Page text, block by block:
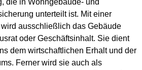
die in Wohngebäude- und
unterteilt ist. Mit einer
ausschließlich das Gebäude
oder Geschäftsinhalt. Sie dient
dem wirtschaftlichen Erhalt und der
Ferner wird sie auch als